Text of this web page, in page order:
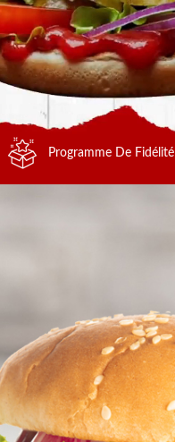
Programme De Fidélité